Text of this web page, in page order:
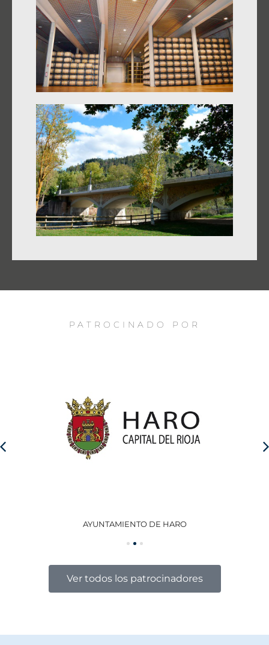
PATROCINADO POR
AYUNTAMIENTO DE HARO
Ver todos los patrocinadores